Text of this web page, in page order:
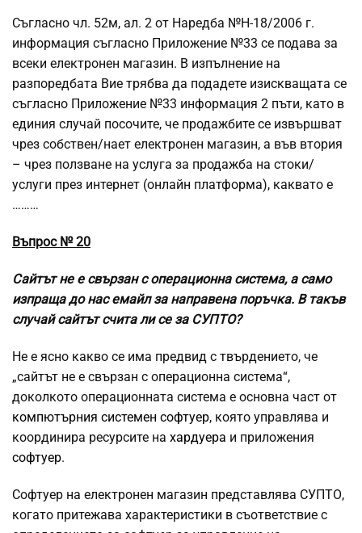
Съгласно чл. 52м, ал. 2 от Наредба №Н-18/2006 г.
информация съгласно Приложение №33 се подава за
всеки електронен магазин. В изпълнение на
разпоредбата Вие трябва да подадете изискващата се
съгласно Приложение №33 информация 2 пъти, като в
единия случай посочите, че продажбите се извършват
чрез собствен/нает електронен магазин, а във втория
– чрез ползване на услуга за продажба на стоки/
услуги през интернет (онлайн платформа), каквато е
………
Въпрос № 20
Сайтът не е свързан с операционна система, а само
изпраща до нас емайл за направена поръчка. В такъв
случай сайтът счита ли се за СУПТО?
Не е ясно какво се има предвид с твърдението, че
„сайтът не е свързан с операционна система“,
доколкото операционната система е основна част от
компютърния системен софтуер, която управлява и
координира ресурсите на хардуера и приложения
софтуер.
Софтуер на електронен магазин представлява СУПТО,
когато притежава характеристики в съответствие с